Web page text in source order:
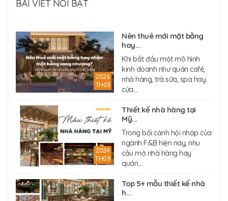
BÀI VIẾT NỔI BẬT
2026
TH03
Nên thuê mới mặt bằng
hay...
Khi bắt đầu một mô hình
kinh doanh như quán café,
nhà hàng, trà sữa, spa hay
cửa....
2024
TH09
Thiết kế nhà hàng tại
Mỹ...
Trong bối cảnh hội nhập của
ngành F&B hiện nay, nhu
cầu mở nhà hàng hay
quán....
Top 5+ mẫu thiết kế nhà
h...